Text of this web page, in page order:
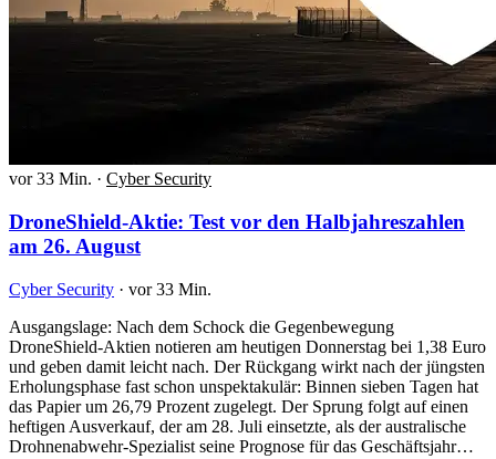
vor 33 Min. · Cyber Security
DroneShield-Aktie: Test vor den Halbjahreszahlen
am 26. August
Cyber Security · vor 33 Min.
Ausgangslage: Nach dem Schock die Gegenbewegung
DroneShield-Aktien notieren am heutigen Donnerstag bei 1,38 Euro
und geben damit leicht nach. Der Rückgang wirkt nach der jüngsten
Erholungsphase fast schon unspektakulär: Binnen sieben Tagen hat
das Papier um 26,79 Prozent zugelegt. Der Sprung folgt auf einen
heftigen Ausverkauf, der am 28. Juli einsetzte, als der australische
Drohnenabwehr-Spezialist seine Prognose für das Geschäftsjahr…